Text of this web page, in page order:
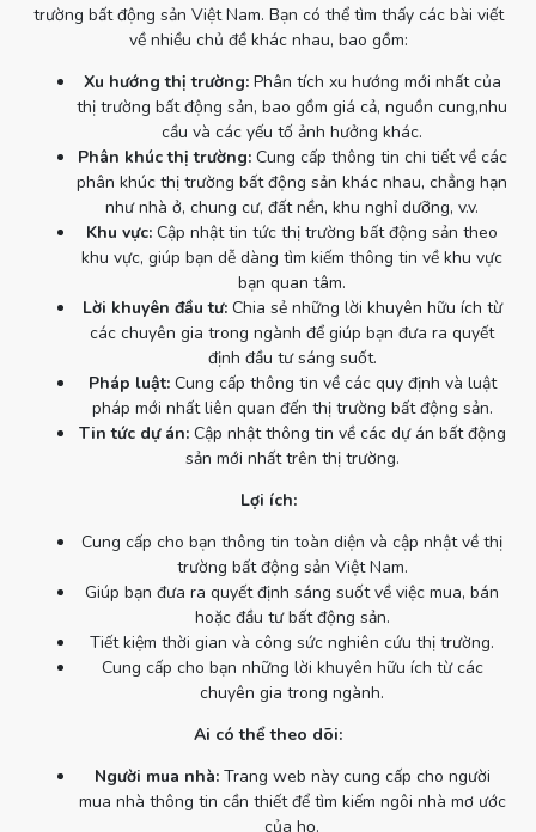
trường bất động sản Việt Nam. Bạn có thể tìm thấy các bài viết
về nhiều chủ đề khác nhau, bao gồm:
Xu hướng thị trường:Phân tích xu hướng mới nhất của
thị trường bất động sản, bao gồm giá cả, nguồn cung,nhu
cầu và các yếu tố ảnh hưởng khác.
Phân khúc thị trường:Cung cấp thông tin chi tiết về các
phân khúc thị trường bất động sản khác nhau, chẳng hạn
như nhà ở, chung cư, đất nền, khu nghỉ dưỡng, v.v.
Khu vực: Cập nhật tin tức thị trường bất động sản theo
khu vực, giúp bạn dễ dàng tìm kiếm thông tin về khu vực
bạn quan tâm.
Lời khuyên đầu tư:Chia sẻ những lời khuyên hữu ích từ
các chuyên gia trong ngành để giúp bạn đưa ra quyết
định đầu tư sáng suốt.
Pháp luật:Cung cấp thông tin về các quy định và luật
pháp mới nhất liên quan đến thị trường bất động sản.
Tin tức dự án:Cập nhật thông tin về các dự án bất động
sản mới nhất trên thị trường.
Lợi ích:
Cung cấp cho bạn thông tin toàn diện và cập nhật về thị
trường bất động sản Việt Nam.
Giúp bạn đưa ra quyết định sáng suốt về việc mua, bán
hoặc đầu tư bất động sản.
Tiết kiệm thời gian và công sức nghiên cứu thị trường.
Cung cấp cho bạn những lời khuyên hữu ích từ các
chuyên gia trong ngành.
Ai có thể theo dõi:
Người mua nhà:Trang web này cung cấp cho người
mua nhà thông tin cần thiết để tìm kiếm ngôi nhà mơ ước
của họ.